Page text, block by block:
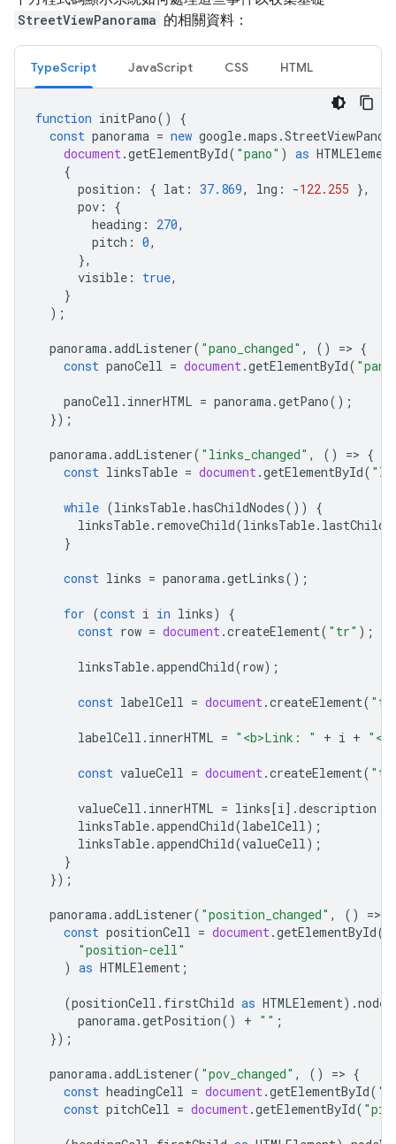
StreetViewPanorama 的相關資料：
TypeScript JavaScript CSS HTML
function initPano()
{
const panorama = new google.maps .
document.getElementById( "pano" ) as HTMLElement
{
position : { lat : 37.869, lng : -122.255 },
pov :
{
heading : 270,
pitch : 0,
},
visible : true,
}
);
panorama.addListener( "pano_changed" , () => {
const panoCell = document.getElementById(
panoCell . innerHTML = panorama.getPano();
});
panorama.addListener( "links_changed" , () => {
const linksTable = document.getElementById(
while (linksTable.hasChildNodes())
{
linksTable. removeChild(linksTable. lastChild
}
const links = panorama.getLinks();
for (const i in links)
{
const row = document.createElement( "tr" );
linksTable.appendChild(row);
const labelCell = document.createElement(
labelCell . innerHTML = "<b>Link: " + i + "</
const valueCell = document.createElement(
valueCell . innerHTML = links[i].description
linksTable.appendChild(labelCell);
linksTable.appendChild(valueCell);
}
});
panorama.addListener( "position_changed" , () =>
const positionCell = document.getElementById(
"position-cell"
) as HTMLElement ;
(positionCell . firstChild as HTMLElement).
panorama.getPosition() + "" ;
});
panorama.addListener( "pov_changed" , () => {
const headingCell = document.getElementById(
const pitchCell = document.getElementById(